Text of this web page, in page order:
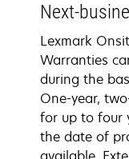
Next-
Lexmark
Warranties
during the
One-year,
for up to four
the date of